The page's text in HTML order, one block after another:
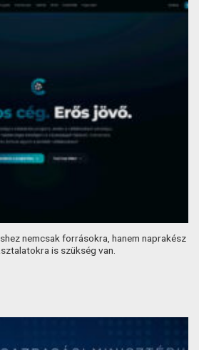
nemcsak forrásokra, hanem naprakész
is szükség van.